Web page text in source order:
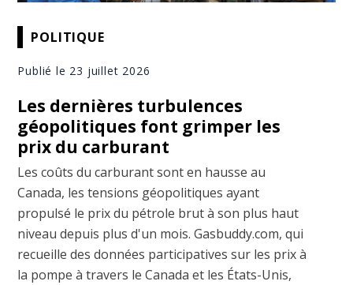
POLITIQUE
Publié le 23 juillet 2026
Les dernières turbulences
géopolitiques font grimper les
prix du carburant
Les coûts du carburant sont en hausse au
Canada, les tensions géopolitiques ayant
propulsé le prix du pétrole brut à son plus haut
niveau depuis plus d'un mois. Gasbuddy.com, qui
recueille des données participatives sur les prix à
la pompe à travers le Canada et les États-Unis,